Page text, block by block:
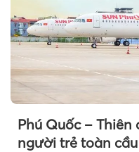
Phú Quốc –
người trẻ toàn cầu